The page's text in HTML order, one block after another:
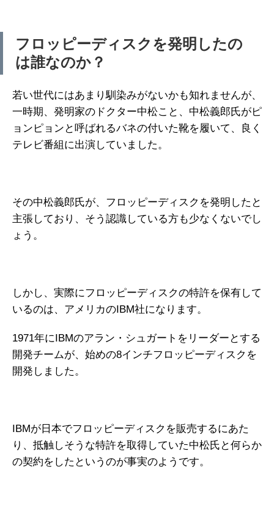
フロッピーディスクを発明したの
は誰なのか？
若い世代にはあまり馴染みがないかも知れませんが、
一時期、発明家のドクター中松こと、中松義郎氏がピ
ョンピョンと呼ばれるバネの付いた靴を履いて、良く
テレビ番組に出演していました。
その中松義郎氏が、フロッピーディスクを発明したと
主張しており、そう認識している方も少なくないでし
ょう。
しかし、実際にフロッピーディスクの特許を保有して
いるのは、アメリカのIBM社になります。
1971年にIBMのアラン・シュガートをリーダーとする
開発チームが、始めの8インチフロッピーディスクを
開発しました。
IBMが日本でフロッピーディスクを販売するにあた
り、抵触しそうな特許を取得していた中松氏と何らか
の契約をしたというのが事実のようです。